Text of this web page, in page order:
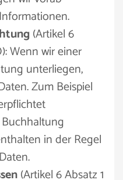
(Artikel 6
Wenn wir einer
unterliegen,
Zum Beispiel
in der Regel
(Artikel 6 Absatz 1